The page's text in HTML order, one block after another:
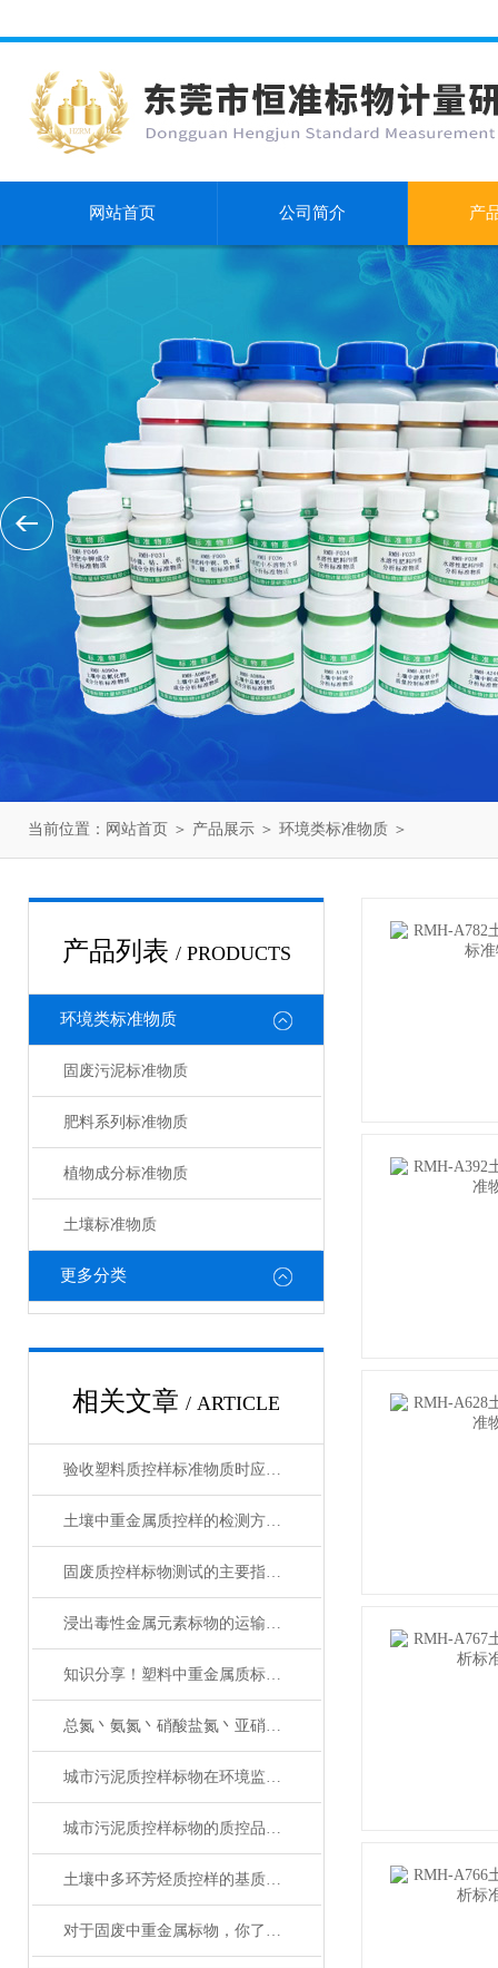
网站首页 公司简介 产
当前位置： 网站首页 ＞ 产品展示 ＞ 环境类标准物质 ＞
产品列表 / PRODUCTS
环境类标准物质
固废污泥标准物质
肥料系列标准物质
植物成分标准物质
土壤标准物质
更多分类
相关文章 / ARTICLE
验收塑料质控样标准物质时应考虑的要素
土壤中重金属质控样的检测方法与操作规范指南
固废质控样标物测试的主要指标及其意义
浸出毒性金属元素标物的运输与储存
知识分享！塑料中重金属质标物的使用管理
总氮丶氨氮丶硝酸盐氮丶亚硝酸盐氮丶凯式氮分不清楚？
城市污泥质控样标物在环境监测和风险评估中扮演什么角色？
城市污泥质控样标物的质控品定值分析
土壤中多环芳烃质控样的基质效应与价值分析
对于固废中重金属标物，你了解吗？